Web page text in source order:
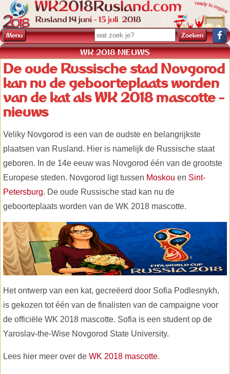
WK 2018 NIEUWS
De oude Russische stad Novgorod
kan nu de geboorteplaats worden
van de kat als WK 2018 mascotte -
nieuws
Veliky Novgorod is een van de oudste en belangrijkste
plaatsen van Rusland. Hier is namelijk de Russische staat
geboren. In de 14e eeuw was Novgorod één van de grootste
Europese steden. Novgorod ligt tussen Moskou en Sint-
Petersburg. De oude Russische stad kan nu de
geboorteplaats worden van de WK 2018 mascotte.
Het ontwerp van een kat, gecreëerd door Sofia Podlesnykh,
is gekozen tot één van de finalisten van de campaigne voor
de officiële WK 2018 mascotte. Sofia is een student op de
Yaroslav-the-Wise Novgorod State University.
Lees hier meer over de WK 2018 mascotte.
Menu